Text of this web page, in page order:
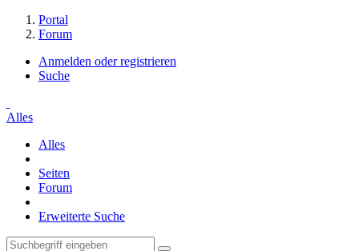
Portal
Forum
Anmelden oder registrieren
Suche
Alles
Alles
Seiten
Forum
Erweiterte Suche